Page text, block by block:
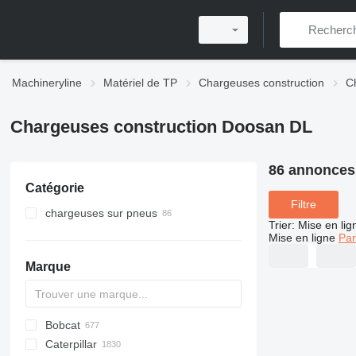
Machineryline Matériel de TP Chargeuses construction
Chargeuses construction Doosan DL
Catégorie
chargeuses sur pneus
Marque
AL
AS
AR
W series
200 - series
400 - series
TW
Bobcat
463
CK
40XT
Caterpillar
86
Filtre
Trier: Mise en
Mise en ligne